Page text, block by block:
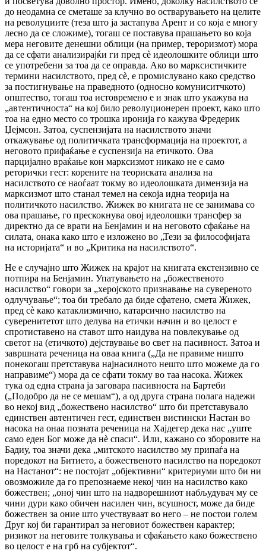
до неодамна се сметаше за клучно во остварувањето на целите
на револуциите (теза што ја застапува Арент и со која е многу
лесно да се сложиме), тогаш се поставува прашањето во која
мера неговите денешни облици (на пример, тероризмот) мора
да се сфати анализирајќи ги пред сè идеолошките облици што
се употребени за тоа да се оправда. Ако во марксистичките
термини насилството, пред сè, е промислувано како средство
за постигнување на праведното (односно комуниситчкото)
општество, тогаш тоа истовремено е и знак што укажува на
„автентичноста“ на кој било револуционерен проект, како што
тоа на едно место со трошка иронија го кажува Фредерик
Џејмсон. Затоа, суспензијата на насилството значи
откажување од политичката трансформација на проектот, а
неговото прифаќање е суспензија на етичкото. Ова
парцијално враќање кон марксизмот никако не е само
реторички гест: корените на теориската анализа на
насилството се наоѓаат токму во идеолошката димензија на
марксизмот што станал темел на секоја идна теорија на
политичкото насилство. Жижек во книгата не се занимава со
ова прашање, го прескокнува овој идеолошки трансфер за
директно да се врати на Бенјамин и на неговото сфаќање на
силата, онака како што е изложено во „Тези за философијата
на историјата“ и во „Критика на насилството“.
Не е случајно што Жижек на крајот на книгата екстензивно се
потпира на Бенјамин. Упатувањето на „божественото
насилство“ говори за „херојското признавање на сувереното
одлучување“; тоа би требало да биде сфатено, смета Жижек,
пред сè како катаклизмично, катарсично насилство на
суверенитетот што делува на етички начин и во целост е
спротиставено на ставот што наидува на повлекување од
светот на (етичкото) дејствување во свет на пасивност. Затоа и
завршната реченица на оваа книга („Да не правиме ништо
понекогаш претставува најнасилното нешто што можеме да го
направиме“) мора да се сфати токму во таа насока. Жижек
тука од една страна ја заговара пасивноста на Бартеби
(„Подобро да не се мешам“), а од друга страна полага надежи
во некој вид „божествено насилство“ што би претставувало
единствен автентичен гест, единствен вистински Настан во
насока на онаа позната реченица на Хајдегер дека нас „уште
само еден Бог може да нè спаси“. Или, кажано со зборовите на
Бадиу, тоа значи дека „митското насилство му припаѓа на
поредокот на Битието, а божественото насилство на поредокот
на Настанот“: не постојат „објективни“ критериуми што би ни
овозможиле да го препознаеме некој чин на насилство како
божествен; „оној чин што на надворешниот набљудувач му се
чини дури како обичен насилен чин, всушност, може да биде
божествен за оние што учествуваат во него – не постои голем
Друг кој би гарантирал за неговиот божествен карактер;
ризикот на неговите толкувања и сфаќањето како божествено
во целост е на грб на субјектот“.